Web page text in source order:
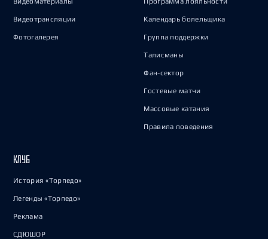
Видеотрансляции
Фотогалерея
Календарь болельщика
Группа поддержки
Талисманы
Фан-сектор
Гостевые матчи
Массовые катания
Правила поведения
КЛУБ
История «Торпедо»
Легенды «Торпедо»
Реклама
СДЮШОР